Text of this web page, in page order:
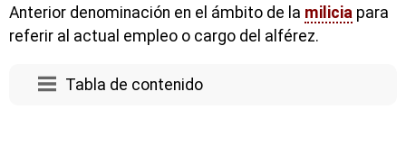
Anterior denominación en el ámbito de la milicia para
referir al actual empleo o cargo del alférez.
Tabla de contenido